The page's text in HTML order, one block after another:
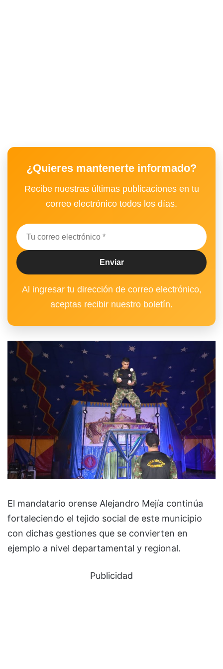
¿Quieres mantenerte informado?
Recibe nuestras últimas publicaciones en tu
correo electrónico todos los días.
Al ingresar tu dirección de correo electrónico,
aceptas recibir nuestro boletín.
El mandatario orense Alejandro Mejía continúa
fortaleciendo el tejido social de este municipio
con dichas gestiones que se convierten en
ejemplo a nivel departamental y regional.
Publicidad